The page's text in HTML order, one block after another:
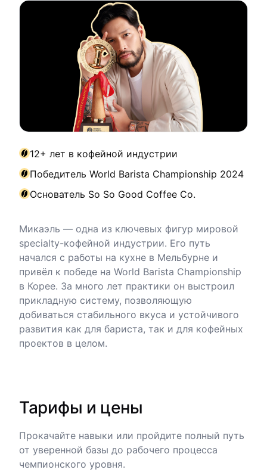
12+ лет в кофейной индустрии
Победитель World Barista Championship 2024
Основатель So So Good Coffee Co.
Микаэль — одна из ключевых фигур мировой
specialty-кофейной индустрии. Его путь
начался с работы на кухне в Мельбурне и
привёл к победе на World Barista Championship
в Корее. За много лет практики он выстроил
прикладную систему, позволяющую
добиваться стабильного вкуса и устойчивого
развития как для бариста, так и для кофейных
проектов в целом.
Тарифы и цены
Прокачайте навыки или пройдите полный путь
от уверенной базы до рабочего процесса
чемпионского уровня.